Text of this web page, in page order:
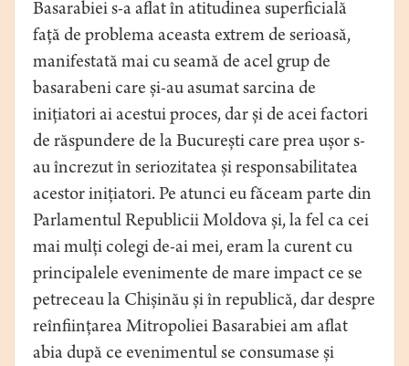
Basarabiei s-a aflat în atitudinea superficială
față de problema aceasta extrem de serioasă,
manifestată mai cu seamă de acel grup de
basarabeni care și-au asumat sarcina de
inițiatori ai acestui proces, dar și de acei factori
de răspundere de la București care prea ușor s-
au încrezut în seriozitatea și responsabilitatea
acestor inițiatori. Pe atunci eu făceam parte din
Parlamentul Republicii Moldova și, la fel ca cei
mai mulți colegi de-ai mei, eram la curent cu
principalele evenimente de mare impact ce se
petreceau la Chișinău și în republică, dar despre
reînființarea Mitropoliei Basarabiei am aflat
abia după ce evenimentul se consumase și